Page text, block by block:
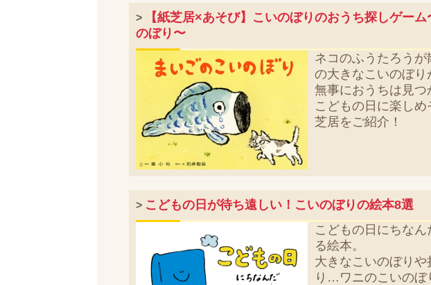
>
【紙芝居×あそび】こいのぼりのおうち探しゲー
のぼり〜
ネコのふうたろう
の大きなこいのぼり
無事におうちは見つ
こどもの日に楽し
芝居をご紹介！
> こどもの日が待ち遠しい！こいのぼりの絵本8選
こどもの日にちなん
る絵本。
大きなこいのぼり
り…ワニのこいのぼ